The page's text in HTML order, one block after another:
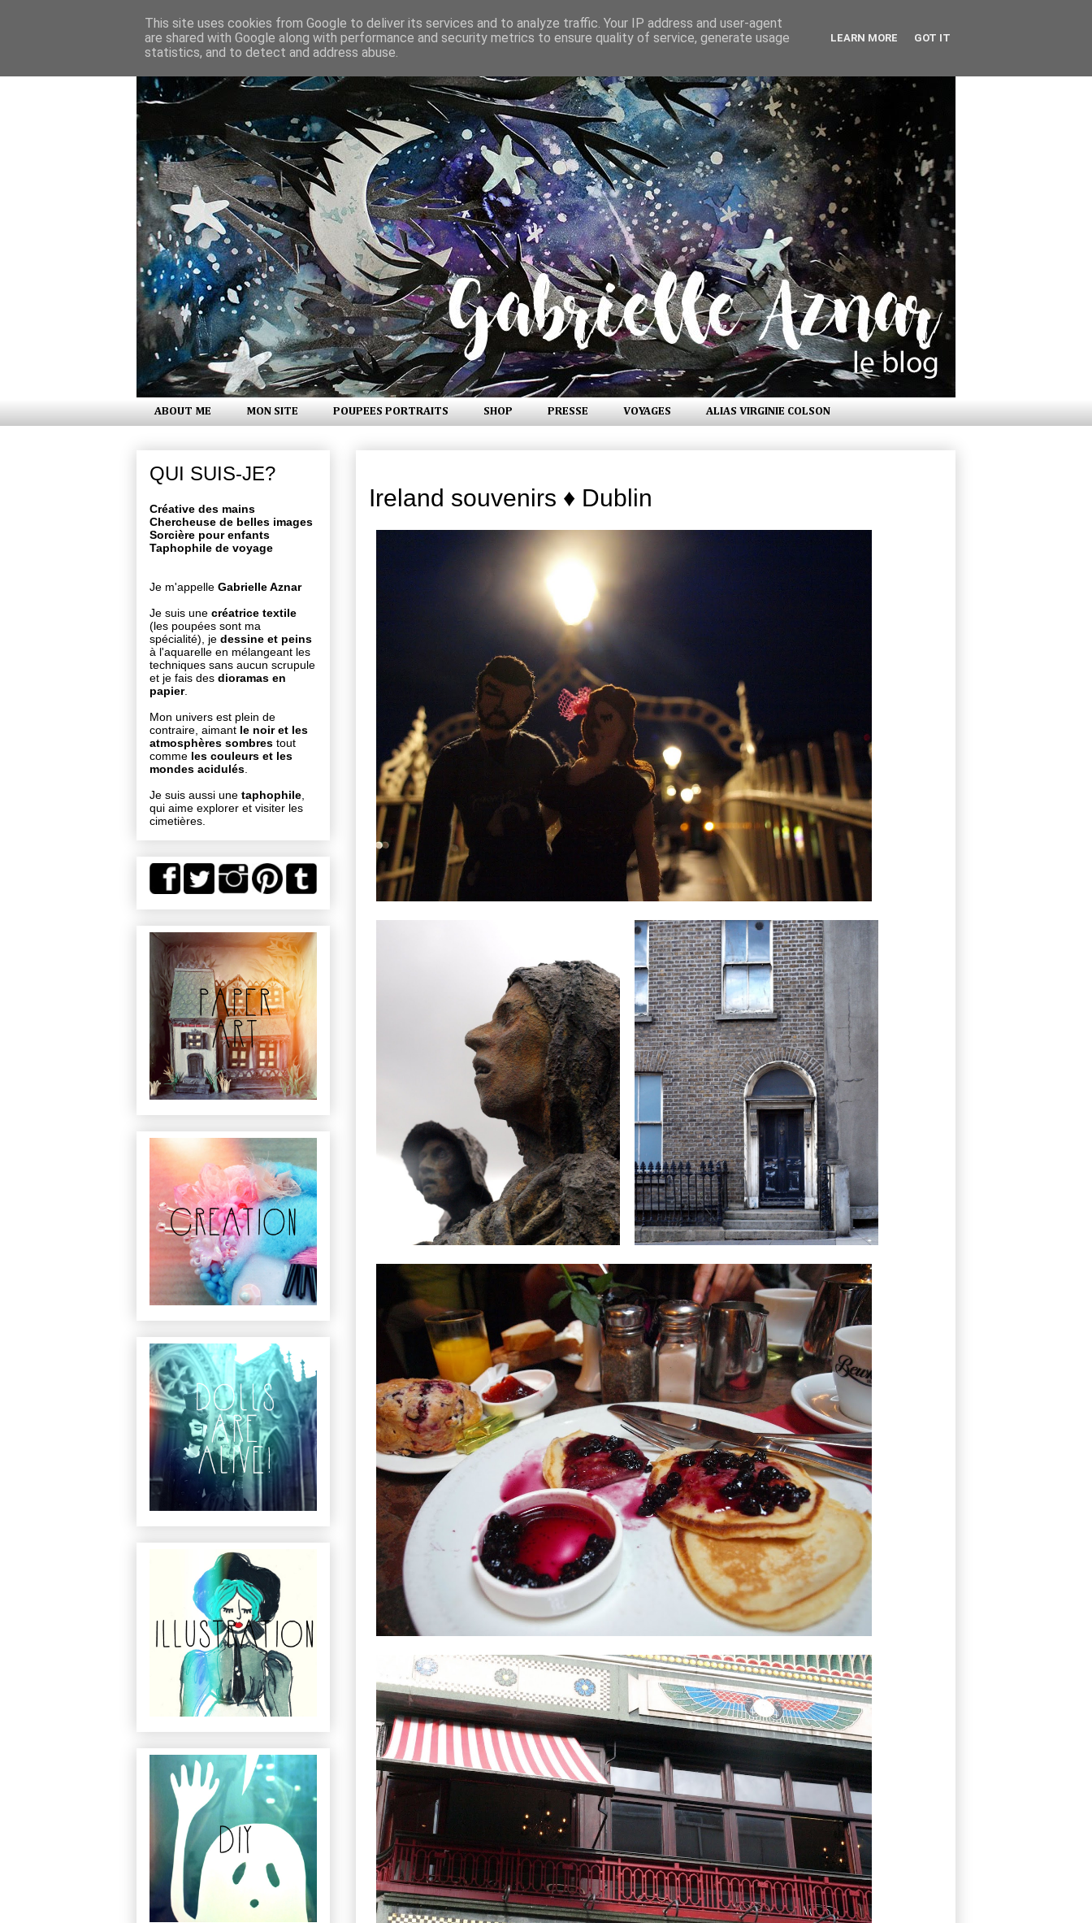
ABOUT ME MON SITE POUPEES PORTRAITS SHOP PRESSE VOYAGES ALIAS VIRGINIE COLSON
Ireland souvenirs ♦ Dublin
QUI SUIS-JE?
Créative des mains
Chercheuse de belles images
Sorcière pour enfants
Taphophile de voyage
Je m'appelle Gabrielle Aznar
Je suis une créatrice textile
(les poupées sont ma
spécialité), je dessine et peins
à l'aquarelle en mélangeant les
techniques sans aucun scrupule
et je fais des dioramas en
papier.
Mon univers est plein de
contraire, aimant le noir et les
atmosphères sombres tout
comme les couleurs et les
mondes acidulés
Je suis aussi une taphophile
qui aime explorer et visiter les
cimetières.
This site uses cookies from Google to deliver its services and to analyze traffic. Your IP address and user-agent
are shared with Google along with performance and security metrics to ensure quality of service, generate usage
statistics, and to detect and address abuse.
LEARN MORE GOT IT